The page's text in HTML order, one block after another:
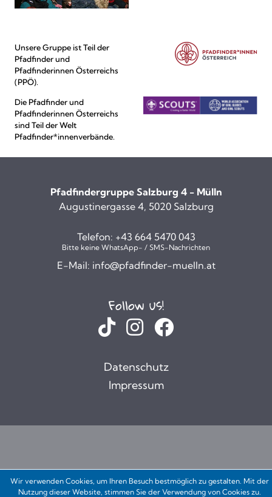
Wir verwenden Cookies, um Ihren Besuch bestmöglich zu gestalten. Mit der
Nutzung dieser Website, stimmen Sie der Verwendung von Cookies zu.
Unsere Gruppe ist Teil der
Pfadfinder und
Pfadfinderinnen Österreichs
(PPÖ).
Die Pfadfinder und
Pfadfinderinnen Österreichs
sind Teil der Welt
Pfadfinder*innenverbände.
Pfadfindergruppe Salzburg 4 - Mülln
Augustinergasse 4, 5020 Salzburg
Telefon: +43 664 5470 043
Bitte keine WhatsApp- / SMS-Nachrichten
E-Mail: info@pfadfinder-muelln.at
Follow us!
Datenschutz
Impressum